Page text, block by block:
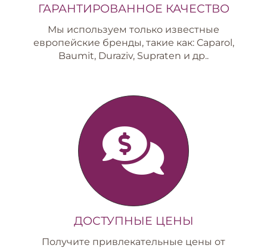
ГАРАНТИРОВАННОЕ КАЧЕСТВО
Мы используем только известные
европейские бренды, такие как: Caparol,
Baumit, Duraziv, Supraten и др..
ДОСТУПНЫЕ ЦЕНЫ
Получите привлекательные цены от